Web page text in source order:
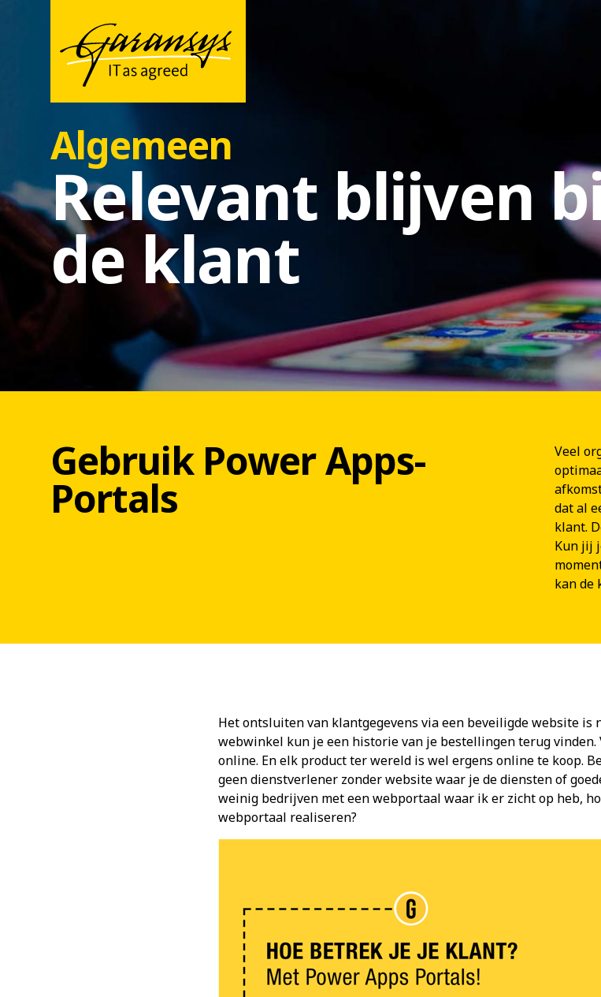
Algemeen
Relevant blijven
de klant
Gebruik Power Apps-
Portals
Veel
dat al
klant.
Kun jij
kan de
Het ontsluiten van klantgegevens via een beveiligde website
webwinkel kun je een historie van je bestellingen terug
online. En elk product ter wereld is wel ergens online te koop.
geen dienstverlener zonder website waar je de diensten of
weinig bedrijven met een webportaal waar ik er zicht op heb,
webportaal realiseren?